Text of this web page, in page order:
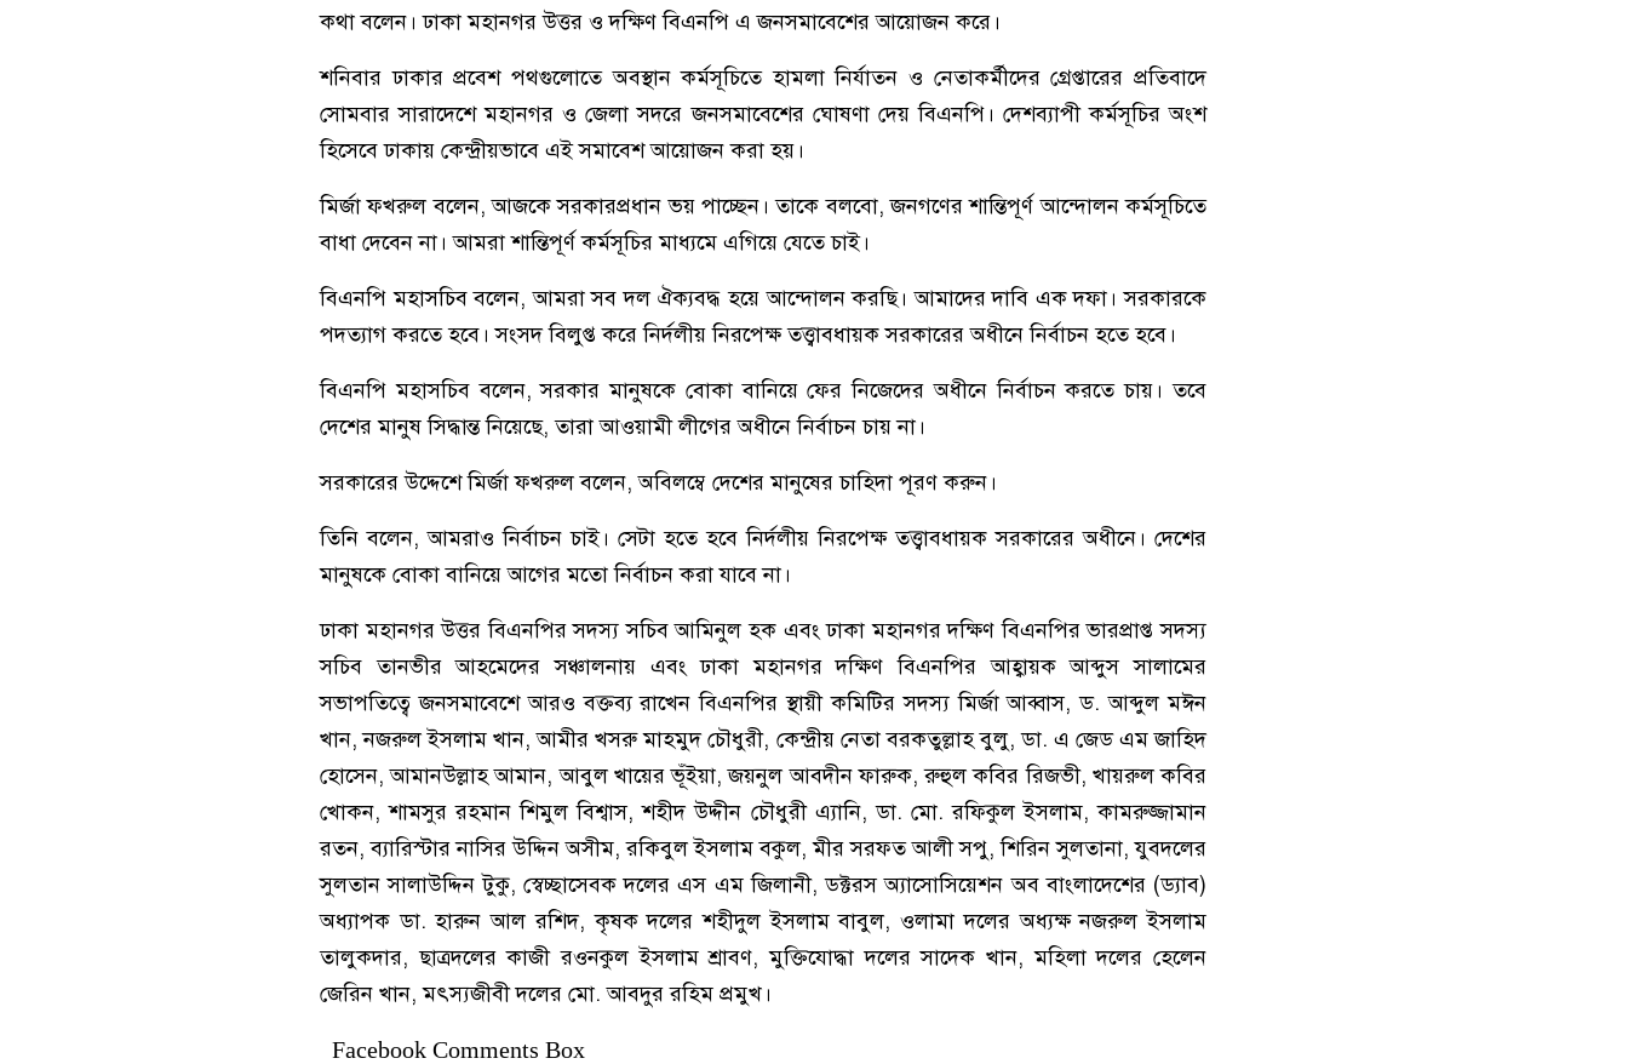
কথা বলেন। ঢাকা মহানগর উত্তর ও দক্ষিণ বিএনপি এ জনসমাবেশের আয়োজন করে।
শনিবার ঢাকার প্রবেশ পথগুলোতে অবস্থান কর্মসূচিতে হামলা নির্যাতন ও নেতাকর্মীদের গ্রেপ্তারের প্রতিবাদে
সোমবার সারাদেশে মহানগর ও জেলা সদরে জনসমাবেশের ঘোষণা দেয় বিএনপি। দেশব্যাপী কর্মসূচির অংশ
হিসেবে ঢাকায় কেন্দ্রীয়ভাবে এই সমাবেশ আয়োজন করা হয়।
মির্জা ফখরুল বলেন, আজকে সরকারপ্রধান ভয় পাচ্ছেন। তাকে বলবো, জনগণের শান্তিপূর্ণ আন্দোলন কর্মসূচিতে
বাধা দেবেন না। আমরা শান্তিপূর্ণ কর্মসূচির মাধ্যমে এগিয়ে যেতে চাই।
বিএনপি মহাসচিব বলেন, আমরা সব দল ঐক্যবদ্ধ হয়ে আন্দোলন করছি। আমাদের দাবি এক দফা। সরকারকে
পদত্যাগ করতে হবে। সংসদ বিলুপ্ত করে নির্দলীয় নিরপেক্ষ তত্ত্বাবধায়ক সরকারের অধীনে নির্বাচন হতে হবে।
বিএনপি মহাসচিব বলেন, সরকার মানুষকে বোকা বানিয়ে ফের নিজেদের অধীনে নির্বাচন করতে চায়। তবে
দেশের মানুষ সিদ্ধান্ত নিয়েছে, তারা আওয়ামী লীগের অধীনে নির্বাচন চায় না।
সরকারের উদ্দেশে মির্জা ফখরুল বলেন, অবিলম্বে দেশের মানুষের চাহিদা পূরণ করুন।
তিনি বলেন, আমরাও নির্বাচন চাই। সেটা হতে হবে নির্দলীয় নিরপেক্ষ তত্ত্বাবধায়ক সরকারের অধীনে। দেশের
মানুষকে বোকা বানিয়ে আগের মতো নির্বাচন করা যাবে না।
ঢাকা মহানগর উত্তর বিএনপির সদস্য সচিব আমিনুল হক এবং ঢাকা মহানগর দক্ষিণ বিএনপির ভারপ্রাপ্ত সদস্য
সচিব তানভীর আহমেদের সঞ্চালনায় এবং ঢাকা মহানগর দক্ষিণ বিএনপির আহ্বায়ক আব্দুস সালামের
সভাপতিত্বে জনসমাবেশে আরও বক্তব্য রাখেন বিএনপির স্থায়ী কমিটির সদস্য মির্জা আব্বাস, ড. আব্দুল মঈন
খান, নজরুল ইসলাম খান, আমীর খসরু মাহমুদ চৌধুরী, কেন্দ্রীয় নেতা বরকতুল্লাহ বুলু, ডা. এ জেড এম জাহিদ
হোসেন, আমানউল্লাহ আমান, আবুল খায়ের ভূঁইয়া, জয়নুল আবদীন ফারুক, রুহুল কবির রিজভী, খায়রুল কবির
খোকন, শামসুর রহমান শিমুল বিশ্বাস, শহীদ উদ্দীন চৌধুরী এ্যানি, ডা. মো. রফিকুল ইসলাম, কামরুজ্জামান
রতন, ব্যারিস্টার নাসির উদ্দিন অসীম, রকিবুল ইসলাম বকুল, মীর সরফত আলী সপু, শিরিন সুলতানা, যুবদলের
সুলতান সালাউদ্দিন টুকু, স্বেচ্ছাসেবক দলের এস এম জিলানী, ডক্টরস অ্যাসোসিয়েশন অব বাংলাদেশের (ড্যাব)
অধ্যাপক ডা. হারুন আল রশিদ, কৃষক দলের শহীদুল ইসলাম বাবুল, ওলামা দলের অধ্যক্ষ নজরুল ইসলাম
তালুকদার, ছাত্রদলের কাজী রওনকুল ইসলাম শ্রাবণ, মুক্তিযোদ্ধা দলের সাদেক খান, মহিলা দলের হেলেন
জেরিন খান, মৎস্যজীবী দলের মো. আবদুর রহিম প্রমুখ।
Facebook Comments Box